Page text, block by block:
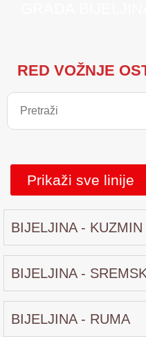
RED VOŽNJE
Prikaži sve linije
BIJELJINA - KUZMIN
BIJELJINA -
BIJELJINA - RUMA